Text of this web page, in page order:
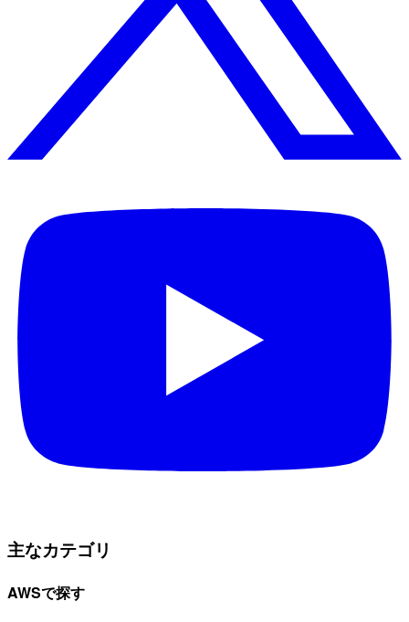
主なカテゴリ
AWSで探す